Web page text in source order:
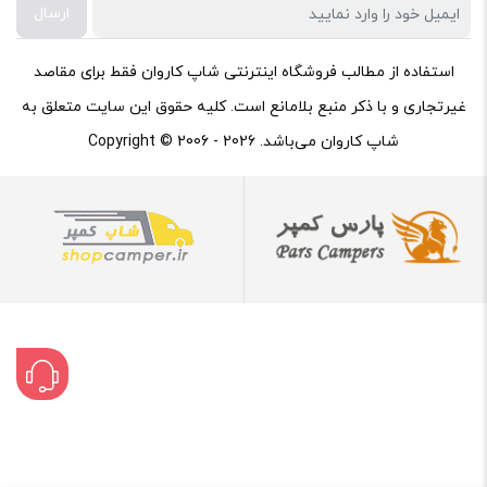
ارسال
استفاده از مطالب فروشگاه اینترنتی شاپ کاروان فقط برای مقاصد
غیرتجاری و با ذکر منبع بلامانع است. کلیه حقوق این سایت متعلق به
شاپ کاروان می‌باشد. Copyright © 2006 - 2026